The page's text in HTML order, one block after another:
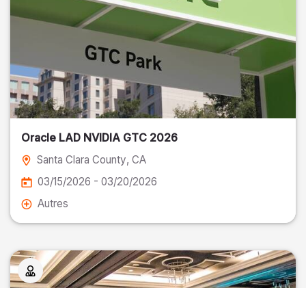
Oracle LAD NVIDIA GTC 2026
Santa Clara County, CA
03/15/2026 - 03/20/2026
Autres